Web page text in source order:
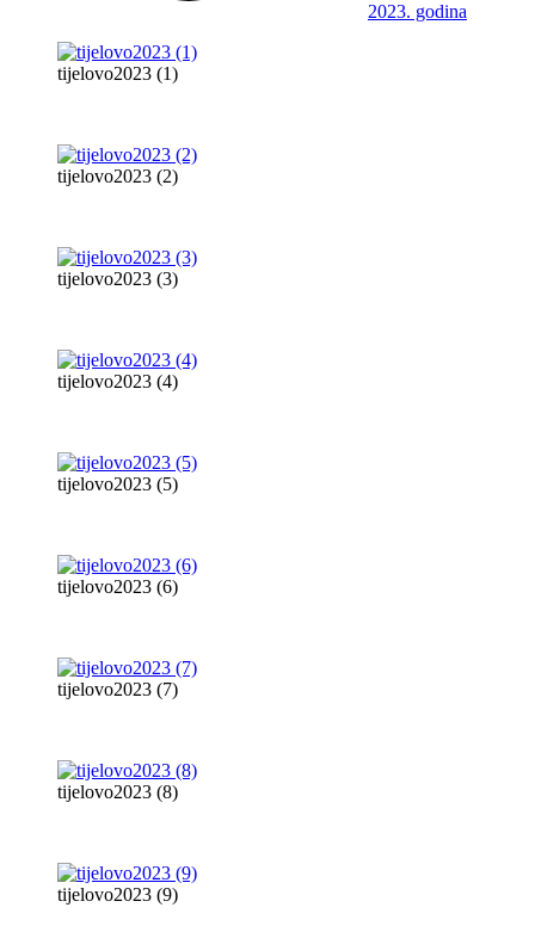
2023. godina
tijelovo2023 (1)
tijelovo2023 (2)
tijelovo2023 (3)
tijelovo2023 (4)
tijelovo2023 (5)
tijelovo2023 (6)
tijelovo2023 (7)
tijelovo2023 (8)
tijelovo2023 (9)